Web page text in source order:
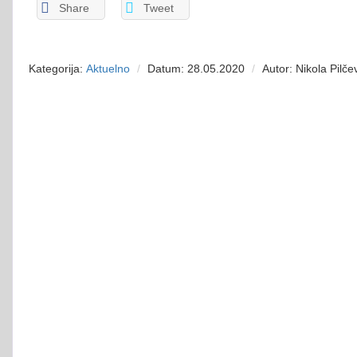
Share Tweet
Kategorija: Aktuelno Datum: 28.05.2020 Autor: Nikola